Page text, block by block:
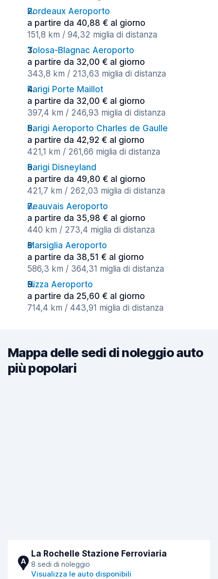
Bordeaux Aeroporto
a partire da 40,88 € al giorno
151,8 km / 94,32 miglia di distanza
Tolosa-Blagnac Aeroporto
a partire da 32,00 € al giorno
343,8 km / 213,63 miglia di distanza
Parigi Porte Maillot
a partire da 32,00 € al giorno
397,4 km / 246,93 miglia di distanza
Parigi Aeroporto Charles de Gaulle
a partire da 42,92 € al giorno
421,1 km / 261,66 miglia di distanza
Parigi Disneyland
a partire da 49,80 € al giorno
421,7 km / 262,03 miglia di distanza
Beauvais Aeroporto
a partire da 35,98 € al giorno
440 km / 273,4 miglia di distanza
Marsiglia Aeroporto
a partire da 38,51 € al giorno
586,3 km / 364,31 miglia di distanza
Nizza Aeroporto
a partire da 25,60 € al giorno
714,4 km / 443,91 miglia di distanza
Mappa delle sedi di noleggio auto
più popolari
A
La Rochelle Stazione Ferroviaria
8 sedi di noleggio
Visualizza le auto disponibili